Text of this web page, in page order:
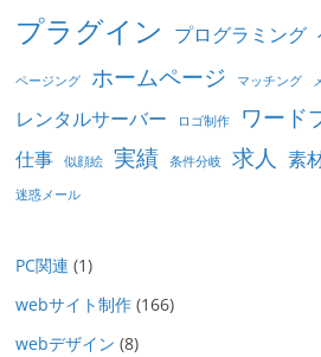
プラグイン プログラミング
ページング ホームページ マッチング
レンタルサーバー ロゴ制作 ワード
仕事 似顔絵 実績 条件分岐 求人 素
迷惑メール
PC関連 (1)
webサイト制作 (166)
webデザイン (8)